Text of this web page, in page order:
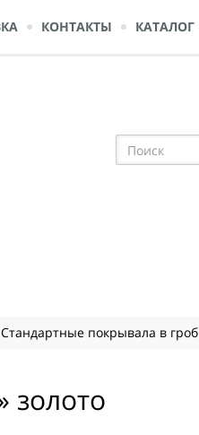
КОНТАКТЫ КАТАЛОГ
Стандартные покрывала в гроб
золото